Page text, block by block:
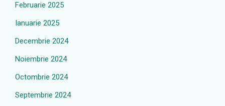
Februarie 2025
Ianuarie 2025
Decembrie 2024
Noiembrie 2024
Octombrie 2024
Septembrie 2024